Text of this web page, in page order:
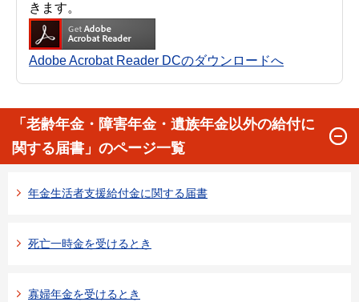
きます。
Adobe Acrobat Reader DCのダウンロードへ
「老齢年金・障害年金・遺族年金以外の給付に
関する届書」のページ一覧
年金生活者支援給付金に関する届書
死亡一時金を受けるとき
寡婦年金を受けるとき